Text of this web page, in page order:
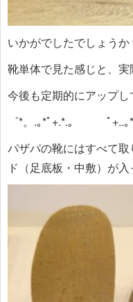
いかがでしたでしょうか
靴単体で見た感じと、実
今後も定期的にアップし
゜*。.｡*ﾟ+.*.｡ ﾟ+..｡*
パザパの靴にはすべて
ド（足底板・中敷）が入